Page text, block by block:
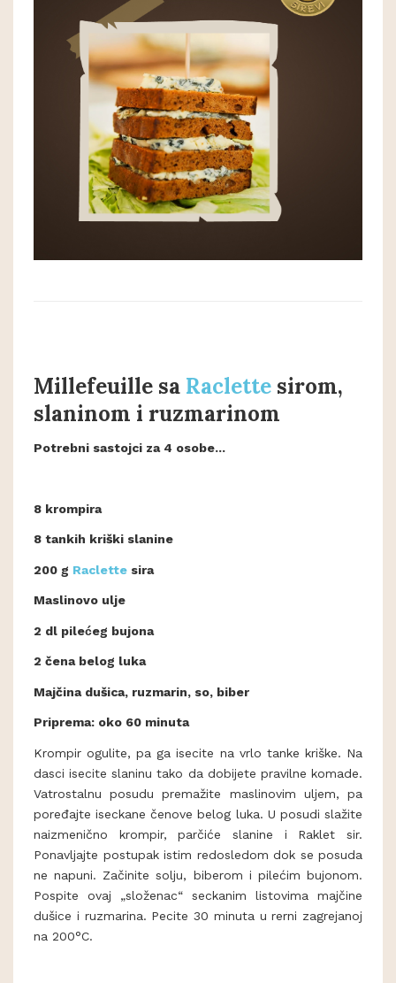
Millefeuille sa Raclette sirom,
slaninom i ruzmarinom
Potrebni sastojci za 4 osobe...
8 krompira
8 tankih kriški slanine
200 g Raclette sira
Maslinovo ulje
2 dl pilećeg bujona
2 čena belog luka
Majčina dušica, ruzmarin, so, biber
Priprema: oko 60 minuta
Krompir ogulite, pa ga isecite na vrlo tanke kriške. Na
dasci isecite slaninu tako da dobijete pravilne komade.
Vatrostalnu posudu premažite maslinovim uljem, pa
poređajte iseckane čenove belog luka. U posudi slažite
naizmenično krompir, parčiće slanine i Raklet sir.
Ponavljajte postupak istim redosledom dok se posuda
ne napuni. Začinite solju, biberom i pilećim bujonom.
Pospite ovaj „složenac“ seckanim listovima majčine
dušice i ruzmarina. Pecite 30 minuta u rerni zagrejanoj
na 200°C.